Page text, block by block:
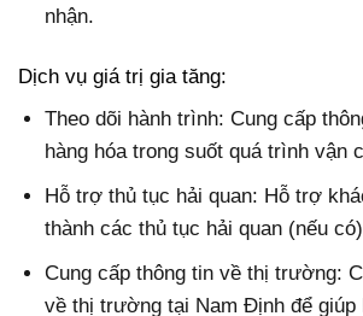
nhận.
Dịch vụ giá trị gia tăng:
Theo dõi hành trình: Cung cấp
hàng hóa trong suốt quá trình vận
Hỗ trợ thủ tục hải quan: Hỗ trợ
thành các thủ tục hải quan (nếu
Cung cấp thông tin về thị trường:
về thị trường tại Nam Định để giúp